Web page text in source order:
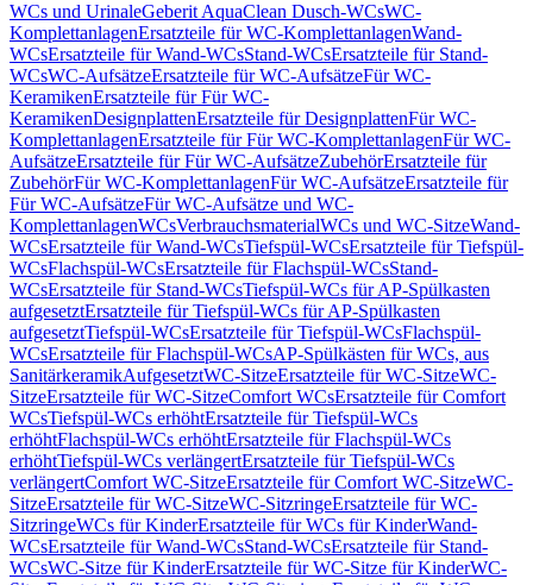
WCs und UrinaleGeberit AquaClean Dusch-WCsWC-
KomplettanlagenErsatzteile für WC-KomplettanlagenWand-
WCsErsatzteile für Wand-WCsStand-WCsErsatzteile für Stand-
WCsWC-AufsätzeErsatzteile für WC-AufsätzeFür WC-
KeramikenErsatzteile für Für WC-
KeramikenDesignplattenErsatzteile für DesignplattenFür WC-
KomplettanlagenErsatzteile für Für WC-KomplettanlagenFür WC-
AufsätzeErsatzteile für Für WC-AufsätzeZubehörErsatzteile für
ZubehörFür WC-KomplettanlagenFür WC-AufsätzeErsatzteile für
Für WC-AufsätzeFür WC-Aufsätze und WC-
KomplettanlagenWCsVerbrauchsmaterialWCs und WC-SitzeWand-
WCsErsatzteile für Wand-WCsTiefspül-WCsErsatzteile für Tiefspül-
WCsFlachspül-WCsErsatzteile für Flachspül-WCsStand-
WCsErsatzteile für Stand-WCsTiefspül-WCs für AP-Spülkasten
aufgesetztErsatzteile für Tiefspül-WCs für AP-Spülkasten
aufgesetztTiefspül-WCsErsatzteile für Tiefspül-WCsFlachspül-
WCsErsatzteile für Flachspül-WCsAP-Spülkästen für WCs, aus
SanitärkeramikAufgesetztWC-SitzeErsatzteile für WC-SitzeWC-
SitzeErsatzteile für WC-SitzeComfort WCsErsatzteile für Comfort
WCsTiefspül-WCs erhöhtErsatzteile für Tiefspül-WCs
erhöhtFlachspül-WCs erhöhtErsatzteile für Flachspül-WCs
erhöhtTiefspül-WCs verlängertErsatzteile für Tiefspül-WCs
verlängertComfort WC-SitzeErsatzteile für Comfort WC-SitzeWC-
SitzeErsatzteile für WC-SitzeWC-SitzringeErsatzteile für WC-
SitzringeWCs für KinderErsatzteile für WCs für KinderWand-
WCsErsatzteile für Wand-WCsStand-WCsErsatzteile für Stand-
WCsWC-Sitze für KinderErsatzteile für WC-Sitze für KinderWC-